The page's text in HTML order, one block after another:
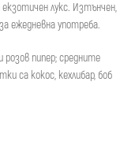
лукс. Изтънчен,
ежедневна употреба.
пипер; средните
са кокос, кехлибар, боб